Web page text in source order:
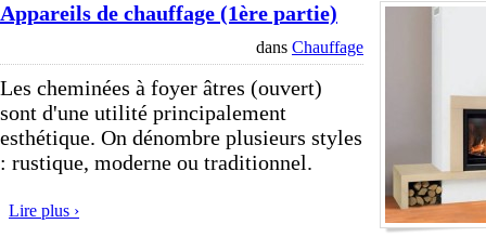
Appareils de chauffage (1ère partie)
dans Chauffage
Les cheminées à foyer âtres (ouvert)
sont d'une utilité principalement
esthétique. On dénombre plusieurs styles
: rustique, moderne ou traditionnel.
Lire plus ›